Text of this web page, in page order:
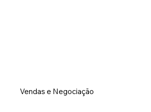
Vendas e Negociação